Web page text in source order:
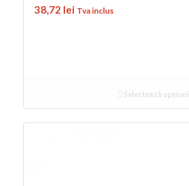
38,72 lei Tva inclus
Selectează opțiuni